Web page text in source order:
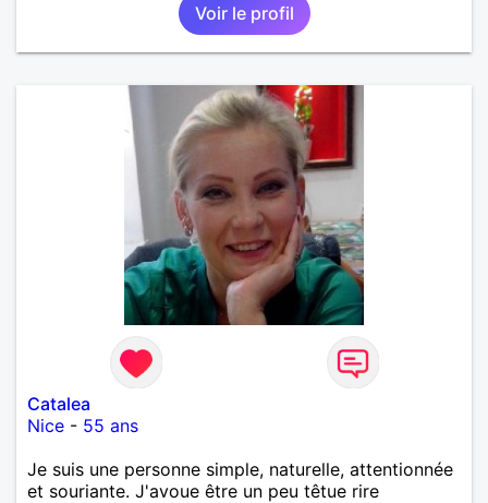
Voir le profil
Catalea
Nice - 55 ans
Je suis une personne simple, naturelle, attentionnée
et souriante. J'avoue être un peu têtue rire